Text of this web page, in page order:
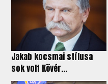
Jakab kocsmai stílusa
sok volt Kövér...